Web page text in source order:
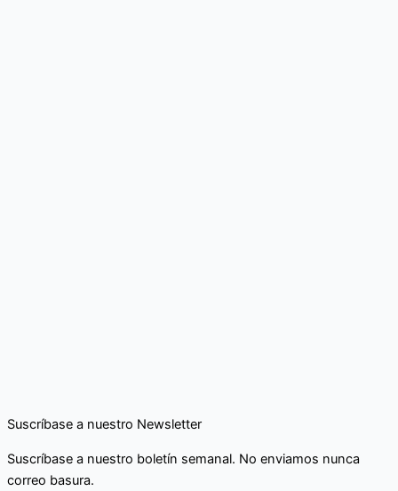
Suscríbase a nuestro Newsletter
Suscríbase a nuestro boletín semanal. No enviamos nunca
correo basura.